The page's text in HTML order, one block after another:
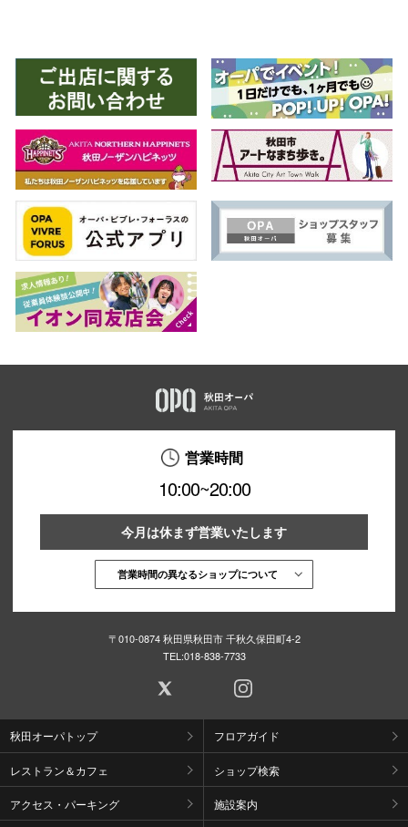
営業時間
10:00~20:00
今月は休まず営業いたします
営業時間の異なるショップについて
〒010-0874 秋田県秋田市 千秋久保田町4-2
TEL:018-838-7733
秋田オーパトップ フロアガイド
レストラン＆カフェ ショップ検索
アクセス・パーキング 施設案内